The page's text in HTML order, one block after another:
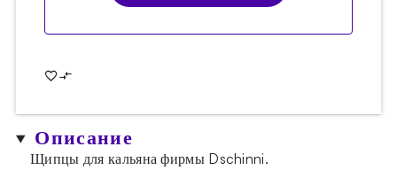
Описание
Щипцы для кальяна фирмы Dschinni.